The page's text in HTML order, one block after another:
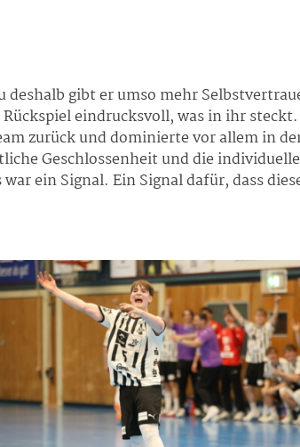
deshalb gibt er umso mehr
eindrucksvoll, was in ihr
zurück und dominierte vor allem in
Geschlossenheit und die
ein Signal. Ein Signal dafür, dass